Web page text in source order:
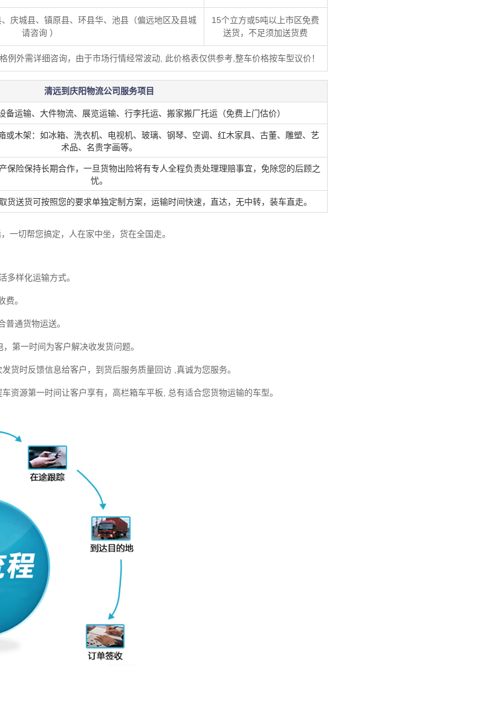
庆城县、镇原县、环县华、池县（偏远地区及县城
请咨询 ）
15个立方或5吨以上市区免费
送货，不足须加送货费
例外需详细咨询，由于市场行情经常波动, 此价格表仅供参考,整车价格按车型议价！
清远到庆阳物流公司服务项目
备运输、大件物流、展览运输、行李托运、搬家搬厂托运（免费上门估价）
或木架：如冰箱、洗衣机、电视机、玻璃、钢琴、空调、红木家具、古董、雕塑、艺
术品、名贵字画等。
保险保持长期合作，一旦货物出险将有专人全程负责处理理赔事宜，免除您的后顾之
忧。
货送货可按照您的要求单独定制方案，运输时间快速，直达，无中转，装车直走。
一切帮您搞定，人在家中坐，货在全国走。
样化运输方式。
。
通货物运送。
第一时间为客户解决收发货问题。
时反馈信息给客户，到货后服务质量回访 ,真诚为您服务。
源第一时间让客户享有，高栏箱车平板, 总有适合您货物运输的车型。